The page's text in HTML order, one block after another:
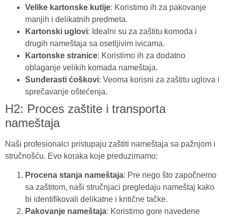
Velike kartonske kutije: Koristimo ih za pakovanje
manjih i delikatnih predmeta.
Kartonski uglovi: Idealni su za zaštitu komoda i
drugih nameštaja sa osetljivim ivicama.
Kartonske stranice: Koristimo ih za dodatno
oblaganje velikih komada nameštaja.
Sunđerasti ćoškovi: Veoma korisni za zaštitu uglova i
sprečavanje oštećenja.
H2: Proces zaštite i transporta
nameštaja
Naši profesionalci pristupaju zaštiti nameštaja sa pažnjom i
stručnošću. Evo koraka koje preduzimamo:
Procena stanja nameštaja: Pre nego što započnemo
sa zaštitom, naši stručnjaci pregledaju nameštaj kako
bi identifikovali delikatne i kritične tačke.
Pakovanje nameštaja: Koristimo gore navedene